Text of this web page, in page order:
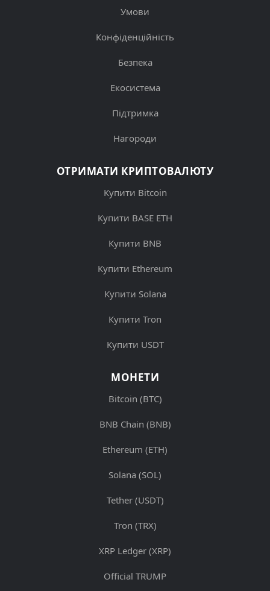
Умови
Конфіденційність
Безпека
Екосистема
Підтримка
Нагороди
ОТРИМАТИ КРИПТОВАЛЮТУ
Купити Bitcoin
Купити BASE ETH
Купити BNB
Купити Ethereum
Купити Solana
Купити Tron
Купити USDT
МОНЕТИ
Bitcoin (BTC)
BNB Chain (BNB)
Ethereum (ETH)
Solana (SOL)
Tether (USDT)
Tron (TRX)
XRP Ledger (XRP)
Official TRUMP